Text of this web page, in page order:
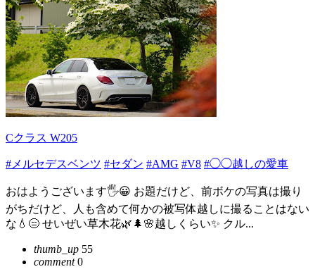
Cクラス W205
#メルセデスベンツ #セダン #AMG #V8 #◯◯越しの愛車
おはようございます🖐😀 お題だけど、前ボケの写真は撮り
がちだけど、人も含めて何かの被写体越しに撮ることはない
な💧😑 せいぜい草木花🌿🌲🌸越しくらい✨ クル...
thumb_up 55
comment0